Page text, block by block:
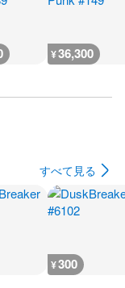
¥36,300
すべて見る
¥300